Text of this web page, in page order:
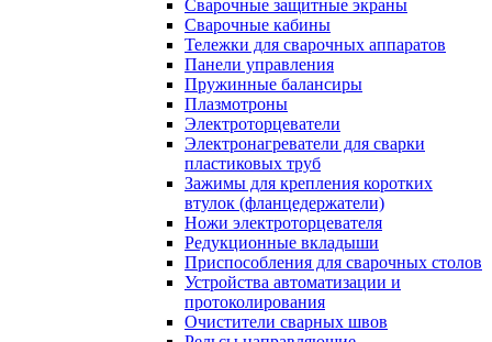
Сварочные защитные экраны
Сварочные кабины
Тележки для сварочных аппаратов
Панели управления
Пружинные балансиры
Плазмотроны
Электроторцеватели
Электронагреватели для сварки
пластиковых труб
Зажимы для крепления коротких
втулок (фланцедержатели)
Ножи электроторцевателя
Редукционные вкладыши
Приспособления для сварочных столов
Устройства автоматизации и
протоколирования
Очистители сварных швов